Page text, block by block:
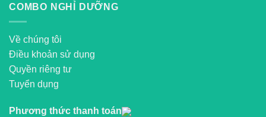
COMBO NGHỈ DƯỠNG
Về chúng tôi
Điều khoản sử dụng
Quyền riêng tư
Tuyển dụng
Phương thức thanh toán